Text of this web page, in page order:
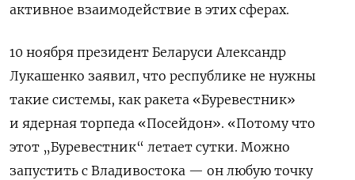
активное взаимодействие в этих сферах.
10 ноября президент Беларуси Александр
Лукашенко заявил, что республике не нужны
такие системы, как ракета «Буревестник»
и ядерная торпеда «Посейдон». «Потому что
этот „Буревестник“ летает сутки. Можно
запустить с Владивостока — он любую точку